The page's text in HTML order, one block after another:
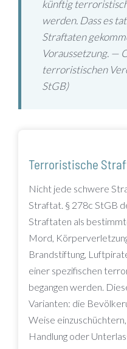
künftig
werden. Dass es
Straftaten
Voraussetzung. —
terroristischen
StGB)
Terroristische
Nicht jede schwere
Straftat. § 278c StGB
Straftaten als
Mord,
Brandstiftung,
einer spezifischen
begangen werden.
Varianten: die
Weise
Handlung oder